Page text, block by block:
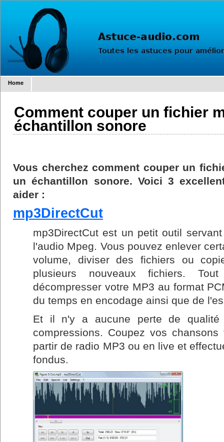
Home
Comment couper un fichier
échantillon sonore
Vous cherchez comment couper un
un échantillon sonore. Voici 3
aider :
mp3DirectCut
mp3DirectCut est un petit outil
l'audio Mpeg. Vous pouvez enlever
volume, diviser des fichiers ou
plusieurs nouveaux fichiers.
décompresser votre MP3 au format
du temps en encodage ainsi que de
Et il n'y a aucune perte de qualité
compressions. Coupez vos
partir de radio MP3 ou en live et
fondus.